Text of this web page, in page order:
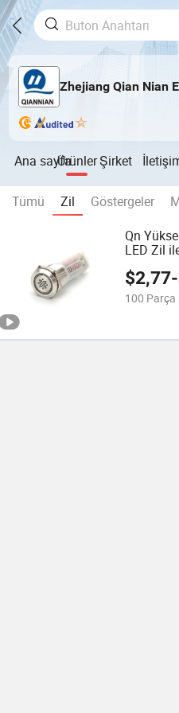
Zhejiang Qian Nian
Ana sayfaÜrünlerŞirket
Tümü Zil Göstergeler
Qn
LED Zil
$2,77-
100 Parça